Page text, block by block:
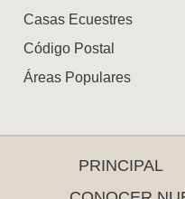
Casas Ecuestres
Código Postal
Áreas Populares
PRINCIPAL